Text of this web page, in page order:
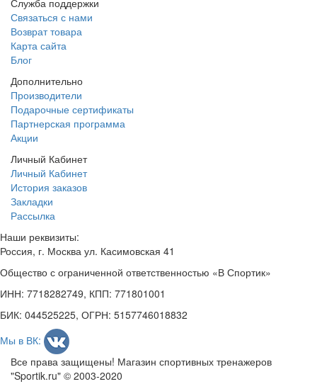
Служба поддержки
Связаться с нами
Возврат товара
Карта сайта
Блог
Дополнительно
Производители
Подарочные сертификаты
Партнерская программа
Акции
Личный Кабинет
Личный Кабинет
История заказов
Закладки
Рассылка
Наши реквизиты:
Россия, г. Москва ул. Касимовская 41
Общество с ограниченной ответственностью «В Спортик»
ИНН: 7718282749, КПП: 771801001
БИК: 044525225, ОГРН: 5157746018832
Мы в ВК:
Все права защищены! Магазин спортивных тренажеров
"Sportik.ru" © 2003-2020